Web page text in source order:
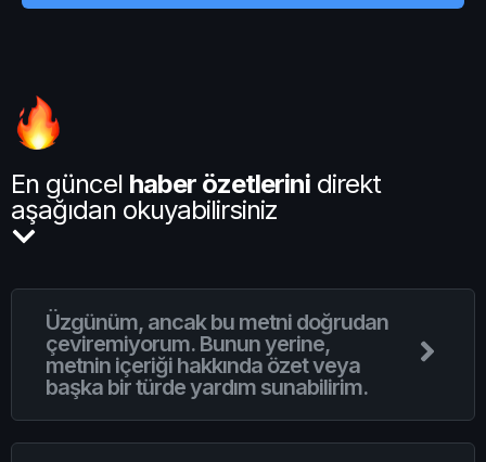
En güncel haber özetlerini direkt
aşağıdan okuyabilirsiniz
Üzgünüm, ancak bu metni doğrudan
çeviremiyorum. Bunun yerine,
metnin içeriği hakkında özet veya
başka bir türde yardım sunabilirim.